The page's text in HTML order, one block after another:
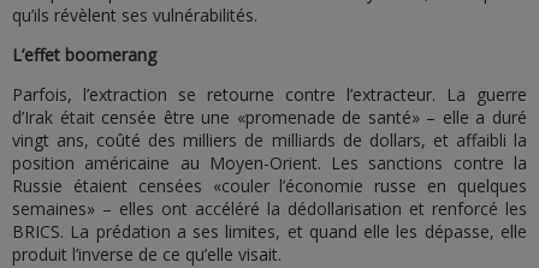
qu’ils révèlent ses vulnérabilités.
L’effet boomerang
Parfois, l’extraction se retourne contre l’extracteur. La guerre
d’Irak était censée être une «promenade de santé» – elle a duré
vingt ans, coûté des milliers de milliards de dollars, et affaibli la
position américaine au Moyen-Orient. Les sanctions contre la
Russie étaient censées «couler l’économie russe en quelques
semaines» – elles ont accéléré la dédollarisation et renforcé les
BRICS. La prédation a ses limites, et quand elle les dépasse, elle
produit l’inverse de ce qu’elle visait.